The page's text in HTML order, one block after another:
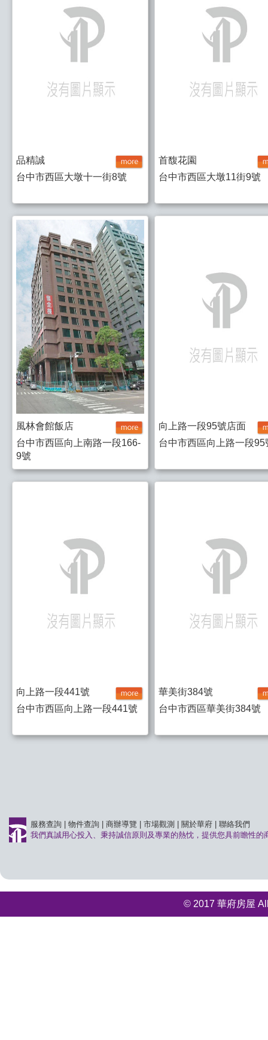
品精誠
台中市西區大墩十一街8號
首馥花園
台中市西區大墩11街9號
風林會館飯店
台中市西區向上南路一段166-
9號
向上路一段95號店面
台中市西區向上路一段95
向上路一段441號
台中市西區向上路一段441號
華美街384號
台中市西區華美街384號
服務查詢 物件查詢 商辦導覽 市場觀測 關於華府
聯絡我們
我們真誠用心投入、秉持誠信原則及專業的熱忱，提供您具前瞻性的
© 2017 華府房屋